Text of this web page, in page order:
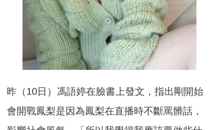
昨（10日）馮語婷在臉書上發文，指出剛開始
會開戰鳳梨是因為鳳梨在直播時不斷罵髒話，